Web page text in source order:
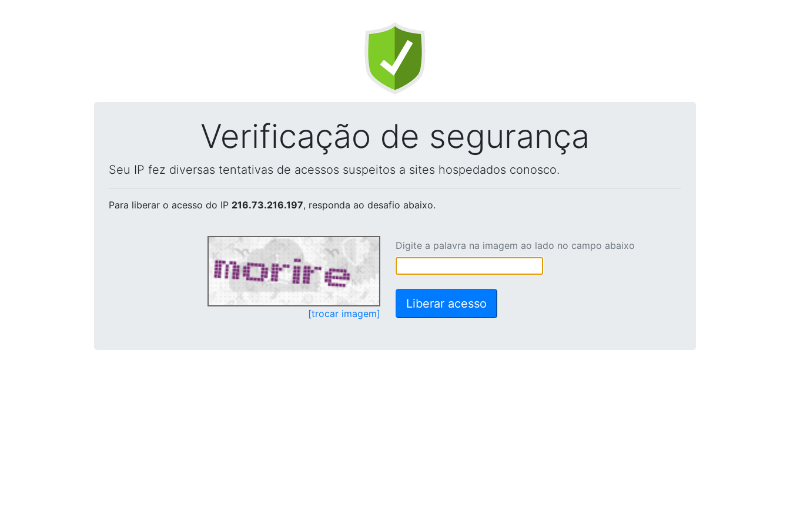
Verificação de segurança
Seu IP fez diversas tentativas de acessos suspeitos a sites hospedados conosco.
Para liberar o acesso do IP 216.73.216.197, responda ao desafio abaixo.
[trocar imagem]
Digite a palavra na imagem ao lado no campo abaixo